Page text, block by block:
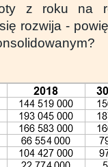
z roku na
rozwija -